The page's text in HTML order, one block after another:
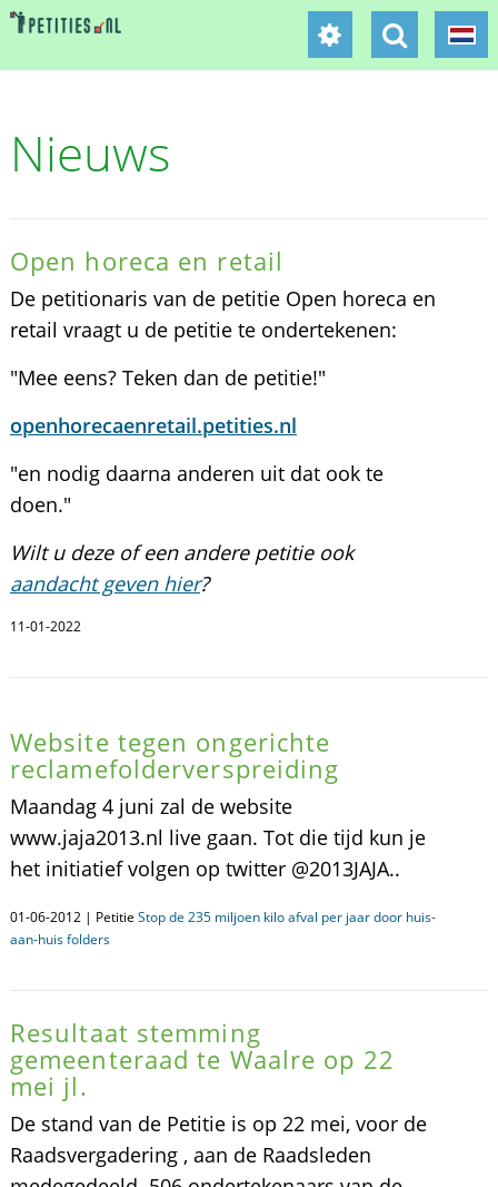
Nieuws
Open horeca en retail
De petitionaris van de petitie Open horeca en
retail vraagt u de petitie te ondertekenen:
"Mee eens? Teken dan de petitie!"
openhorecaenretail.petities.nl
"en nodig daarna anderen uit dat ook te
doen."
Wilt u deze of een andere petitie ook
aandacht geven hier?
11-01-2022
Website tegen ongerichte
reclamefolderverspreiding
Maandag 4 juni zal de website
www.jaja2013.nl live gaan. Tot die tijd kun je
het initiatief volgen op twitter @2013JAJA..
01-06-2012 | Petitie Stop de 235 miljoen kilo afval per jaar door huis-
aan-huis folders
Resultaat stemming
gemeenteraad te Waalre op 22
mei jl.
De stand van de Petitie is op 22 mei, voor de
Raadsvergadering , aan de Raadsleden